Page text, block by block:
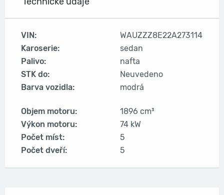
VIN:
WAUZZZ8E22A273114
Karoserie:
sedan
Palivo:
nafta
STK do:
Neuvedeno
Barva vozidla:
modrá
Objem motoru:
1896 cm³
Výkon motoru:
74 kW
Počet míst:
5
Počet dveří:
5